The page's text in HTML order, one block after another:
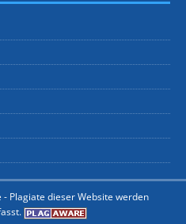
- Plagiate dieser Website werden